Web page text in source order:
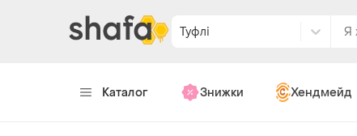
Туфлі
Каталог Знижки Хендмейд